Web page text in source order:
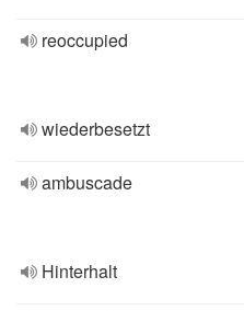
reoccupied
wiederbesetzt
ambuscade
Hinterhalt